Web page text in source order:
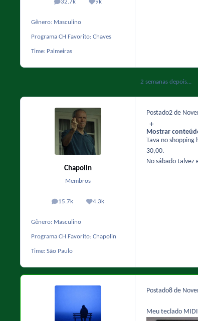
32.7k
posts 9k
Reputação
Gênero: Masculino
Programa CH Favorito: Chaves
Time: Palmeiras
2 semanas depois...
Chapolin
Membros
15.7k
posts 4.3k
Reputação
Gênero: Masculino
Programa CH Favorito: Chapolin
Time: São Paulo
Postado2 de
Mostrar
Tava no
30,00.
No sábado talvez
Postado8 de
Meu teclado